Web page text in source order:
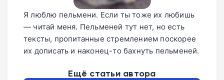
Я люблю пельмени. Если ты тоже их любишь
— читай меня. Пельменей тут нет, но есть
тексты, пропитанные стремлением поскорее
их дописать и наконец-то бахнуть пельменей.
Ещё статьи автора